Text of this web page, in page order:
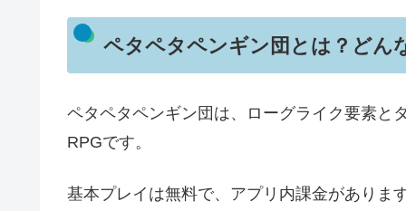
ペタペタペンギン団とは？どん
ペタペタペンギン団は、ローグライク要素と
RPGです。
基本プレイは無料で、アプリ内課金がありま